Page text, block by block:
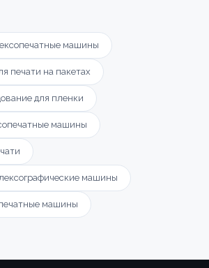
машины
печати на пакетах
для пленки
машины
машины
машины